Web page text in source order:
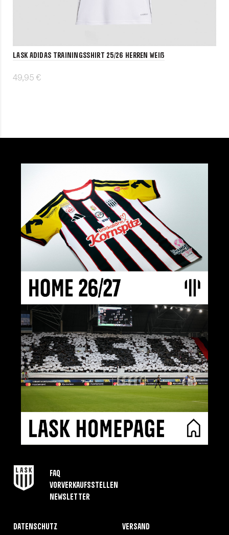
LASK adidas Trainingsshirt 25/26 Herren weiß
49,95 €
FAQ
Vorverkaufsstellen
Newsletter
Datenschutz
Versand